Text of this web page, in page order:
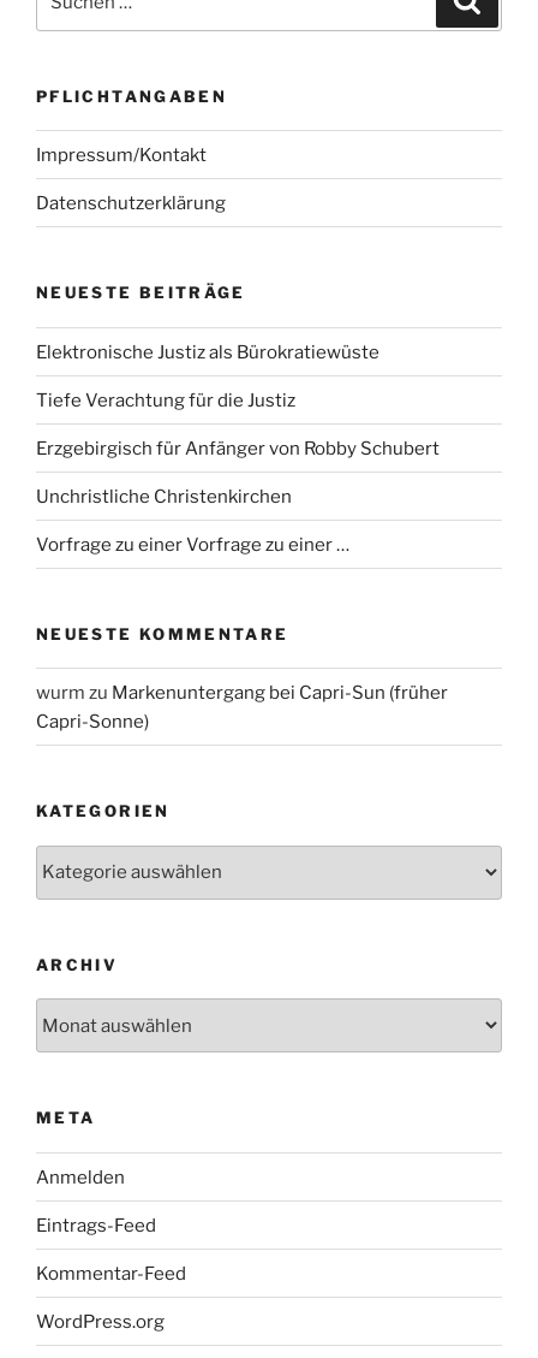
nach:
PFLICHTANGABEN
Impressum/Kontakt
Datenschutzerklärung
NEUESTE BEITRÄGE
Elektronische Justiz als Bürokratiewüste
Tiefe Verachtung für die Justiz
Erzgebirgisch für Anfänger von Robby Schubert
Unchristliche Christenkirchen
Vorfrage zu einer Vorfrage zu einer …
NEUESTE KOMMENTARE
wurm zu Markenuntergang bei Capri-Sun (früher
Capri-Sonne)
KATEGORIEN
ARCHIV
META
Anmelden
Eintrags-Feed
Kommentar-Feed
WordPress.org